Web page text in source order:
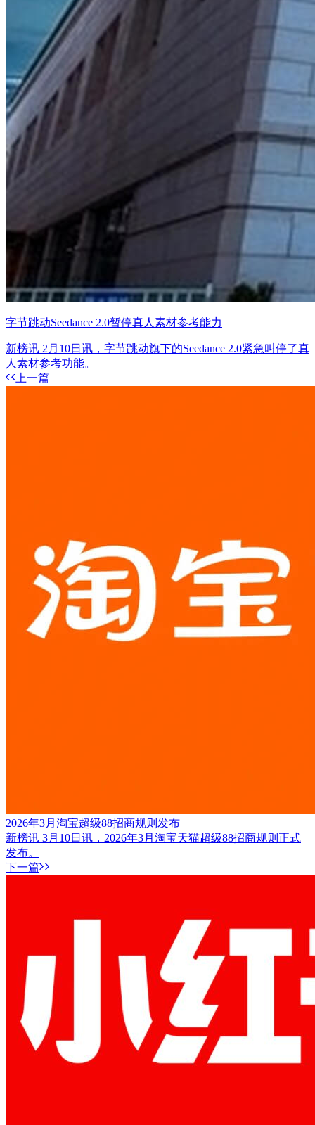
字节跳动Seedance 2.0暂停真人素材参考能力
新榜讯 2月10日讯，字节跳动旗下的Seedance 2.0紧急叫停了真
人素材参考功能。
上一篇
2026年3月淘宝超级88招商规则发布
新榜讯 3月10日讯，2026年3月淘宝天猫超级88招商规则正式
发布。
下一篇